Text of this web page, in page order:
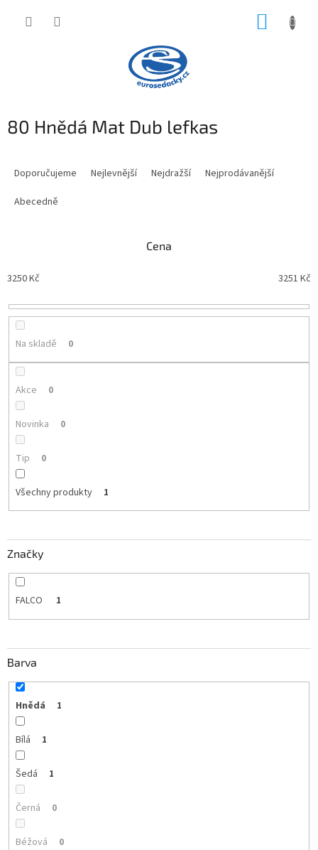
80 Hnědá Mat Dub lefkas
o
u
ů
Doporučujeme Nejlevnější Nejdražší
Nejprodávanější
Abecedně
Cena
3250Kč 3251 Kč
Na skladě 0
Akce 0
Novinka 0
Tip 0
Všechny produkty 1
Značky
FALCO 1
Barva
Hnědá 1
Bílá 1
Šedá 1
Černá 0
Béžová 0